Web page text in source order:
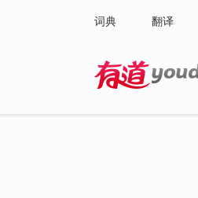
词典 翻译